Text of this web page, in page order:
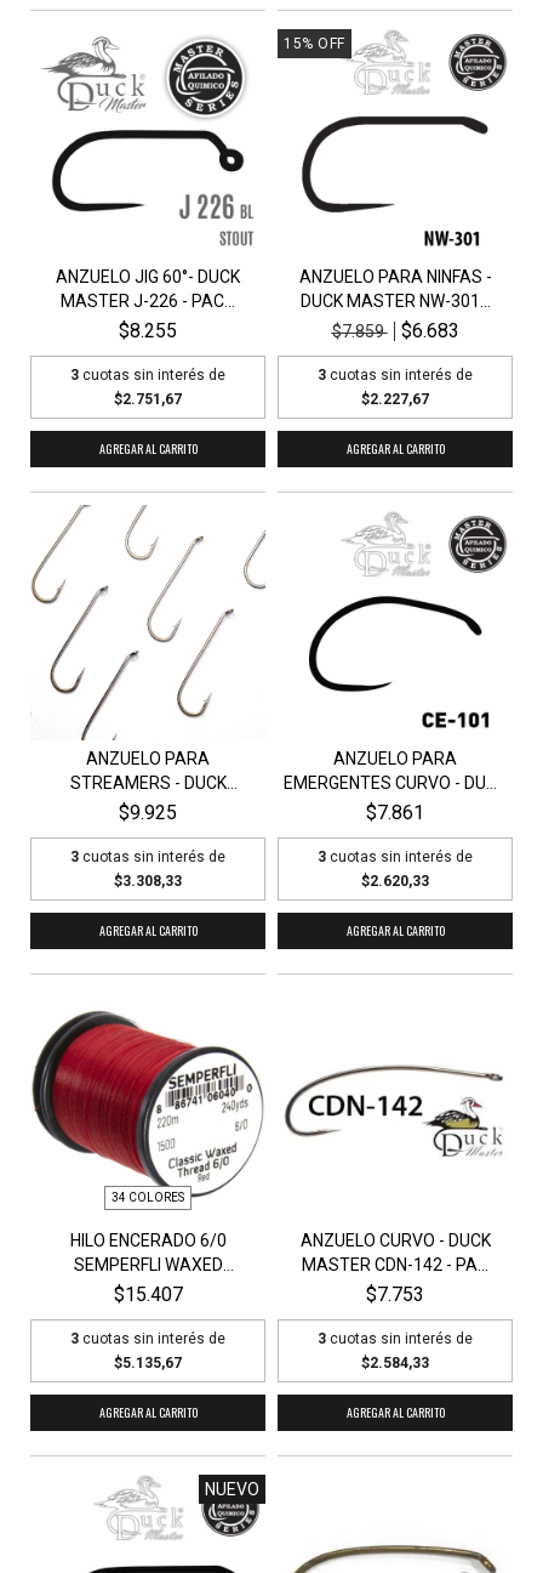
ANZUELO JIG 60°- DUCK
MASTER J-226 - PAC...
$8.255
3 cuotas sin interés de
$2.751,67
AGREGAR AL CARRITO
15% OFF
ANZUELO PARA NINFAS -
DUCK MASTER NW-301...
$7.859
$6.683
3 cuotas sin interés de
$2.227,67
AGREGAR AL CARRITO
ANZUELO PARA
STREAMERS - DUCK
MASTER S25...
$9.925
3 cuotas sin interés de
$3.308,33
AGREGAR AL CARRITO
ANZUELO PARA
EMERGENTES CURVO - DUCK
MAS...
$7.861
3 cuotas sin interés de
$2.620,33
AGREGAR AL CARRITO
34 COLORES
HILO ENCERADO 6/0
SEMPERFLI WAXED
THREAD...
$15.407
3 cuotas sin interés de
$5.135,67
AGREGAR AL CARRITO
ANZUELO CURVO - DUCK
MASTER CDN-142 - PA...
$7.753
3 cuotas sin interés de
$2.584,33
AGREGAR AL CARRITO
NUEVO